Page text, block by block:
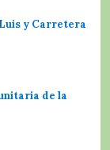
Luis y Carretera
de la